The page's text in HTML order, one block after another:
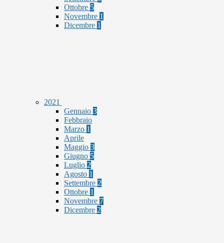
Ottobre 5
Novembre 1
Dicembre 1
2021
Gennaio 3
Febbraio
Marzo 1
Aprile
Maggio 3
Giugno 5
Luglio 2
Agosto 1
Settembre 2
Ottobre 1
Novembre 7
Dicembre 2